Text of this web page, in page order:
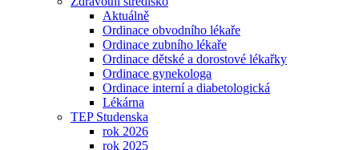
Aktuálně
Ordinace obvodního lékaře
Ordinace zubního lékaře
Ordinace dětské a dorostové lékařky
Ordinace gynekologa
Ordinace interní a diabetologická
Lékárna
TEP Studenska
rok 2026
rok 2025